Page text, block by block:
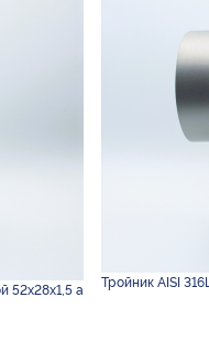
52х28х1,5 а Тройник AISI